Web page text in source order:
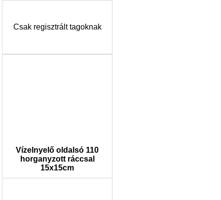
Csak regisztrált tagoknak
Vízelnyelő oldalsó 110
horganyzott ráccsal
15x15cm